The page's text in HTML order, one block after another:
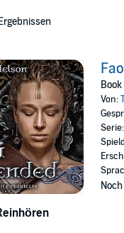
Von: